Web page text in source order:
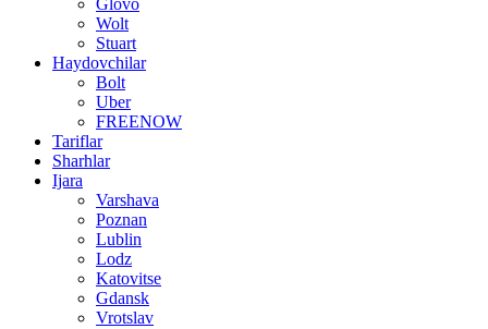
Glovo
Wolt
Stuart
Haydovchilar
Bolt
Uber
FREENOW
Tariflar
Sharhlar
Ijara
Varshava
Poznan
Lublin
Lodz
Katovitse
Gdansk
Vrotslav